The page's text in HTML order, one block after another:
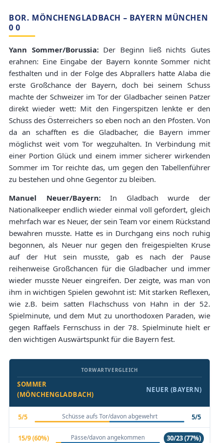
BOR. MÖNCHENGLADBACH – BAYERN MÜNCHEN
0 0
Yann Sommer/Borussia: Der Beginn ließ nichts Gutes
erahnen: Eine Eingabe der Bayern konnte Sommer nicht
festhalten und in der Folge des Abprallers hatte Alaba die
erste Großchance der Bayern, doch bei seinem Schuss
machte der Schweizer im Tor der Gladbacher seinen Patzer
direkt wieder wett: Mit den Fingerspitzen lenkte er den
Schuss des Österreichers so eben noch an den Pfosten. Von
da an schafften es die Gladbacher, die Bayern immer
möglichst weit vom Tor wegzuhalten. In Verbindung mit
einer Portion Glück und einem immer sicherer wirkenden
Sommer im Tor reichte das, um gegen den Tabellenführer
zu bestehen und ohne Gegentor zu bleiben.
Manuel Neuer/Bayern:In Gladbach wurde der
Nationalkeeper endlich wieder einmal voll gefordert, gleich
mehrfach war es Neuer, der sein Team vor einem Rückstand
bewahren musste. Hatte es in Durchgang eins noch ruhig
begonnen, als Neuer nur gegen den freigespielten Kruse
auf der Hut sein musste, gab es nach der Pause
reihenweise Großchancen für die Gladbacher und immer
wieder musste Neuer eingreifen. Der zeigte, was man von
ihm in wichtigen Spielen gewohnt ist: Mit starken Reflexen,
wie z.B. beim satten Flachschuss von Hahn in der 52.
Spielminute, und dem Mut zu unorthodoxen Paraden, wie
gegen Raffaels Fernschuss in der 78. Spielminute hielt er
den wichtigen Auswärtspunkt für die Bayern fest.
SOMMER
(MÖNCHENGLADBACH)
TORWARTVERGLEICH
NEUER (BAYERN)
5/5 Schüsse aufs Tor/davon abgewehrt 5/5
15/9 (60%) Pässe/davon angekommen 30/23 (77%)